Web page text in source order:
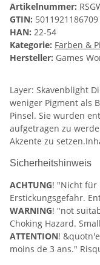
Artikelnummer:
GTIN: 5011921186709
HAN: 22-54
Kategorie: Farben &
Hersteller: Games
Layer: Skavenblight
weniger Pigment als
Pinsel. Sie wurden
aufgetragen zu
Akzente zu
Sicherheitshinweis
ACHTUNG! "Nicht für
Erstickungsgefahr.
WARNING! "not
Choking Hazard.
ATTENTION!
moins de 3 ans."